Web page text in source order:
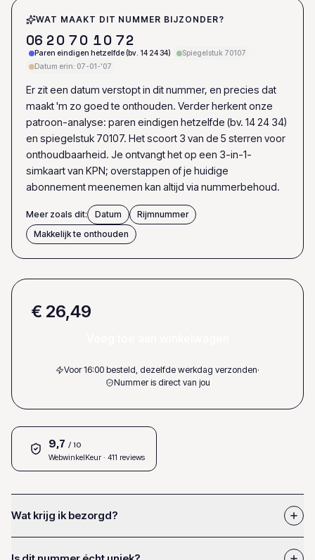
WAT MAAKT DIT NUMMER BIJZONDER?
06 20 7 0 10 72
Paren eindigen hetzelfde (bv. 14 24 34)
Spiegelstuk 70107
Datum erin: 07-01-'07
Er zit een datum verstopt in dit nummer, en precies dat
maakt 'm zo goed te onthouden. Verder herkent onze
patroon-analyse: paren eindigen hetzelfde (bv. 14 24 34)
en spiegelstuk 70107. Het scoort 3 van de 5 sterren voor
onthoudbaarheid. Je ontvangt het op een 3-in-1-
simkaart van KPN; overstappen of je huidige
abonnement meenemen kan altijd via nummerbehoud.
Meer zoals dit: Datum
Rijmnummer
Makkelijk te onthouden
€ 26,49
Voor 16:00 besteld, dezelfde werkdag verzonden·
Nummer is direct van jou
9,7 / 10
WebwinkelKeur · 411 reviews
Wat krijg ik bezorgd?